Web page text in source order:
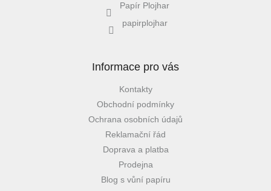
Papír Plojhar
papirplojhar
Informace pro vás
Kontakty
Obchodní podmínky
Ochrana osobních údajů
Reklamační řád
Doprava a platba
Prodejna
Blog s vůní papíru